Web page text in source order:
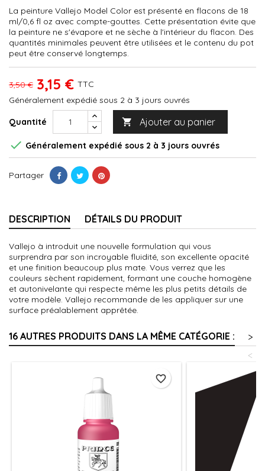
La peinture Vallejo Model Color est présenté en flacons de 18
ml/0,6 fl oz avec compte-gouttes. Cette présentation évite que
la peinture ne s'évapore et ne sèche à l'intérieur du flacon. Des
quantités minimales peuvent être utilisées et le contenu du pot
peut être conservé longtemps.
3,50 € 3,15 € TTC
Généralement expédié sous 2 à 3 jours ouvrés
Quantité  Ajouter au panier
 Généralement expédié sous 2 à 3 jours ouvrés
Partager
DESCRIPTION DÉTAILS DU PRODUIT
Vallejo à introduit une nouvelle formulation qui vous
surprendra par son incroyable fluidité, son excellente opacité
et une finition beaucoup plus mate. Vous verrez que les
couleurs sèchent rapidement, formant une couche homogène
et autonivelante qui respecte même les plus petits détails de
votre modèle. Vallejo recommande de les appliquer sur une
surface préalablement apprêtée.
16 AUTRES PRODUITS DANS LA MÊME CATÉGORIE :
>
<
favorite_border